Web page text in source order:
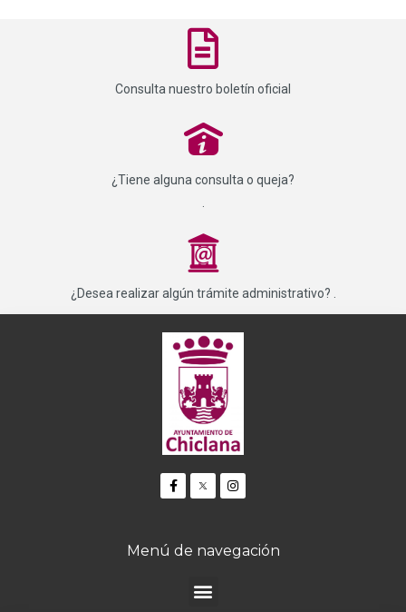
Consulta nuestro boletín oficial
P
¿Tiene alguna consulta o queja?
.
_
¿Desea realizar algún trámite administrativo? .
Menú de navegación